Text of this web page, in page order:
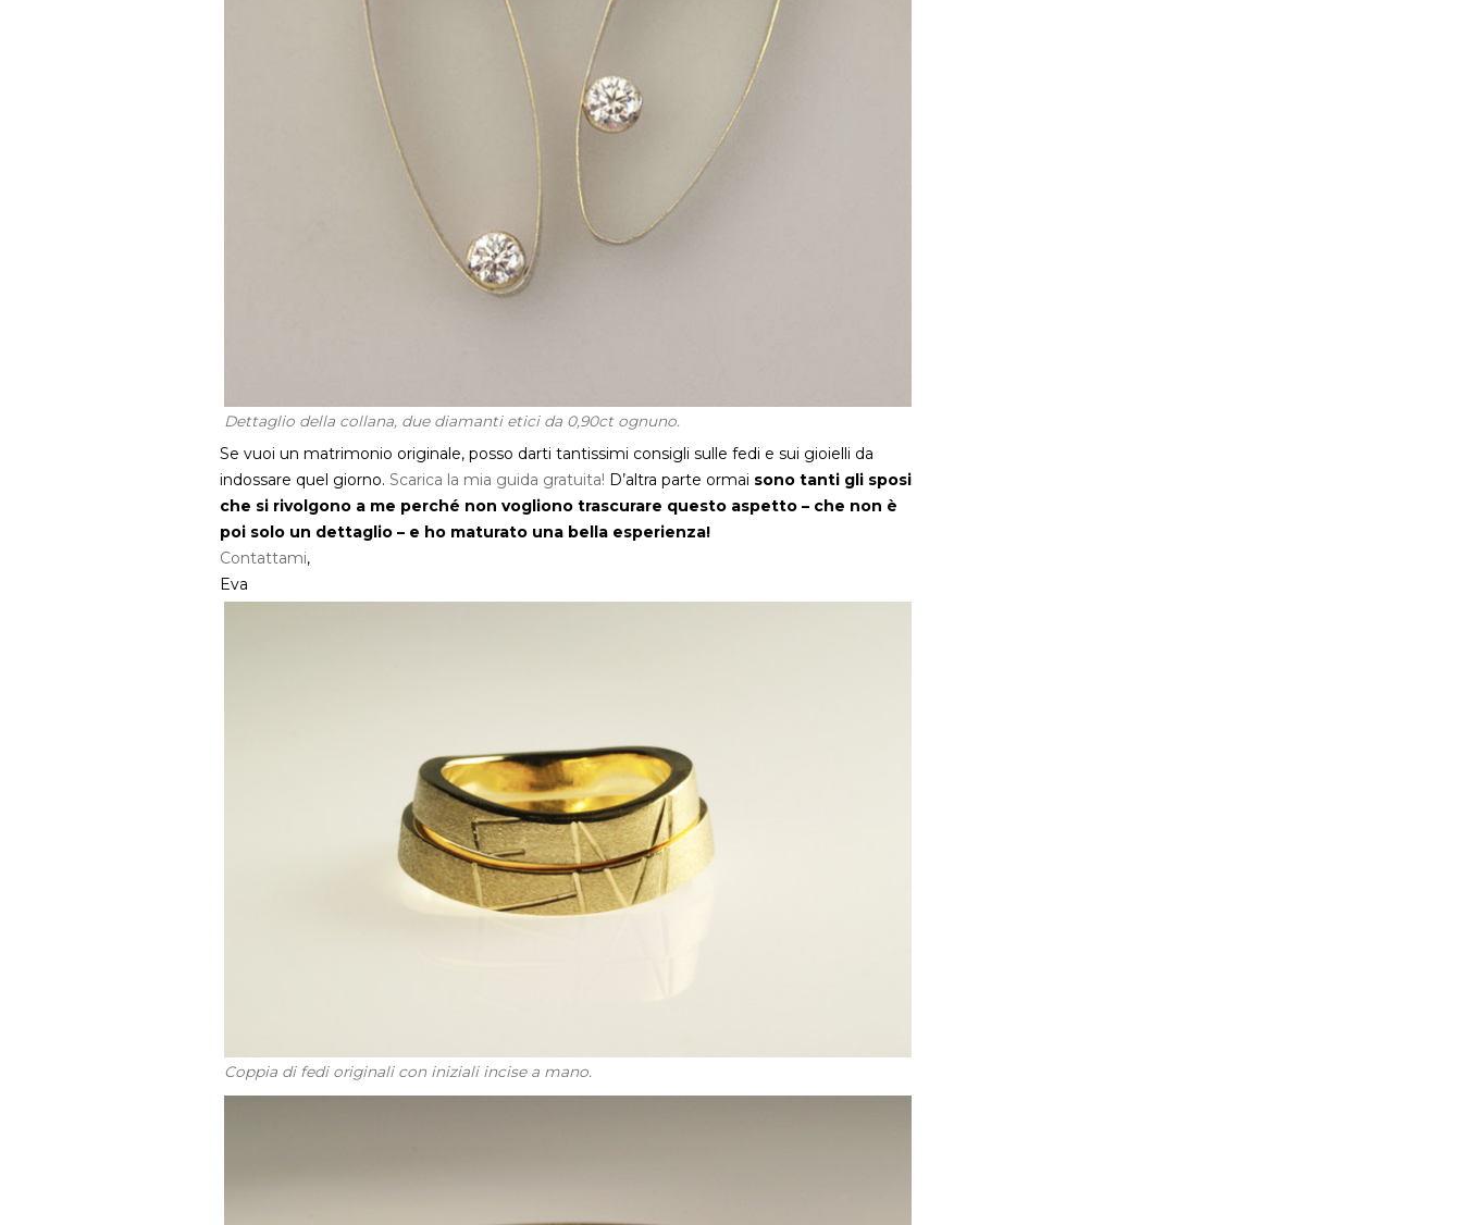
Dettaglio della collana, due diamanti etici da 0,90ct ognuno.
Se vuoi un matrimonio originale, posso darti tantissimi consigli sulle fedi e sui gioielli da
indossare quel giorno. Scarica la mia guida gratuita! D’altra parte ormai sono tanti gli sposi
che si rivolgono a me perché non vogliono trascurare questo aspetto – che non è
poi solo un dettaglio – e ho maturato una bella esperienza!
Contattami,
Eva
Coppia di fedi originali con iniziali incise a mano.